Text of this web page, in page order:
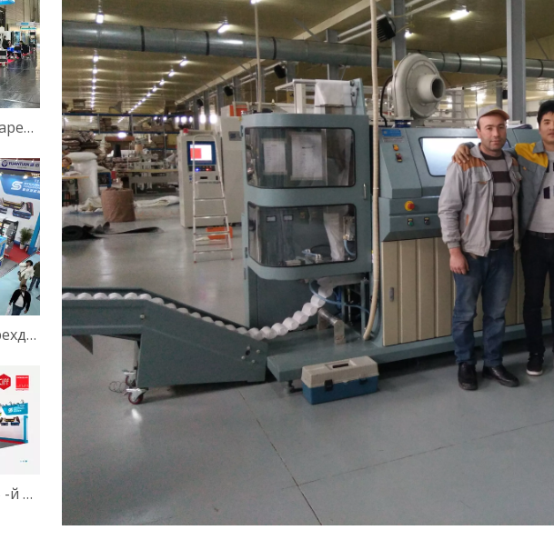
Выставка закончилась, благодарен за встречу!
Успешно завершил свое четырехдневное участие!
Выставка и ингредиенты на 55 -й 2025 году в Китае Гуанчжоу.